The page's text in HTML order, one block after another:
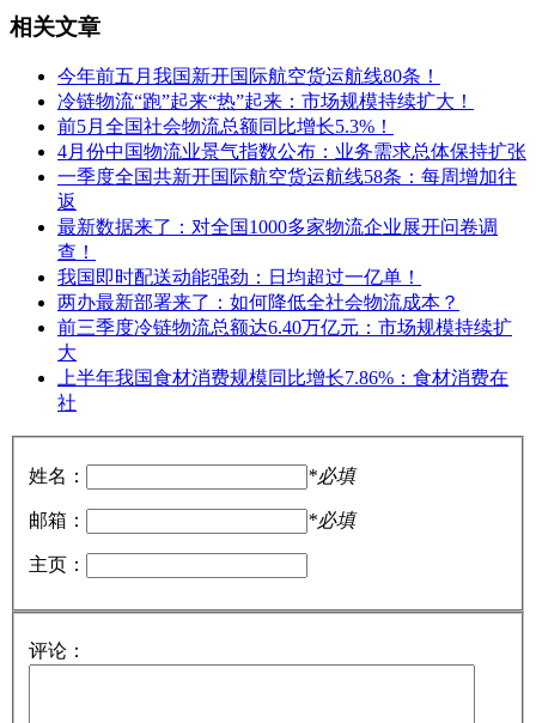
相关文章
今年前五月我国新开国际航空货运航线80条！
冷链物流“跑”起来“热”起来：市场规模持续扩大！
前5月全国社会物流总额同比增长5.3%！
4月份中国物流业景气指数公布：业务需求总体保持扩张
一季度全国共新开国际航空货运航线58条：每周增加往
返
最新数据来了：对全国1000多家物流企业展开问卷调
查！
我国即时配送动能强劲：日均超过一亿单！
两办最新部署来了：如何降低全社会物流成本？
前三季度冷链物流总额达6.40万亿元：市场规模持续扩
大
上半年我国食材消费规模同比增长7.86%：食材消费在
社
姓名： *必填
邮箱： *必填
主页：
评论：